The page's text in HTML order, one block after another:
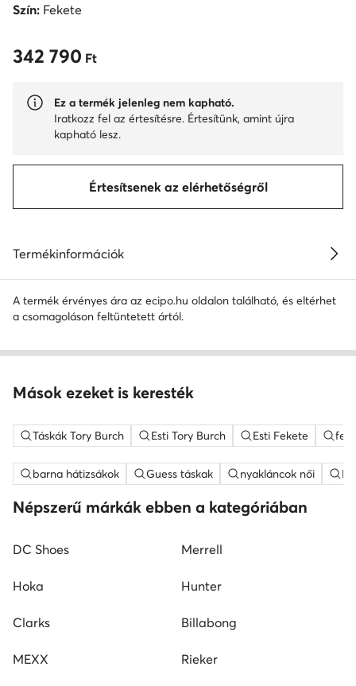
Szín: Fekete
342 790 Ft
342 790 Ft
Ez a termék jelenleg nem kapható.
Iratkozz fel az értesítésre. Értesítünk, amint újra
kapható lesz.
Értesítsenek az elérhetőségről
Termékinformációk
A termék érvényes ára az ecipo.hu oldalon található, és eltérhet
a csomagoláson feltüntetett ártól.
Mások ezeket is keresték
Táskák Tory Burch Esti Tory Burch Esti Fekete
barna hátizsákok Guess táskak nyakláncok női
Népszerű márkák ebben a kategóriában
DC Shoes Merrell
Hoka Hunter
Clarks Billabong
MEXX Rieker